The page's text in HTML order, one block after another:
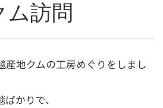
ム訪問
産地クムの工房めぐりをしまし
かりで、